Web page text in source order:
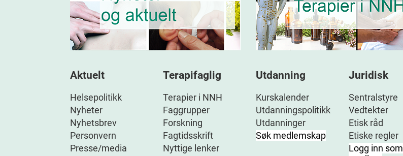
Aktuelt
Helsepolitikk
Nyheter
Nyhetsbrev
Personvern
Presse/media
Terapifaglig
Terapier i NNH
Faggrupper
Forskning
Fagtidsskrift
Nyttige lenker
Utdanning
Kurskalender
Utdanningspolitikk
Utdanninger
Søk medlemskap
Juridisk
Sentralstyre
Vedtekter
Etisk råd
Etiske regler
Logg inn som